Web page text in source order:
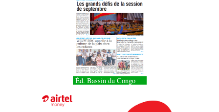
Éd. Bassin du Congo